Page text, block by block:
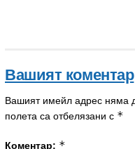
Вашият коментар
Вашият имейл адрес няма
полета са отбелязани с *
Коментар: *